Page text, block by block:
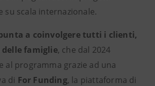
su scala internazionale.
a coinvolgere tutti i clienti,
famiglie, che dal 2024
al programma grazie ad una
di For Funding, la piattaforma di